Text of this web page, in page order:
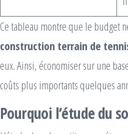
Ce tableau montre que le budget
construction terrain de
eux. Ainsi, économiser sur une
coûts plus importants quelques
Pourquoi l’étude du